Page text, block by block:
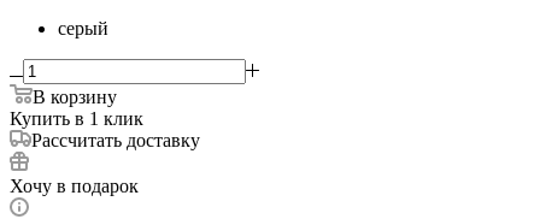
серый
В корзину
Купить в 1 клик
Рассчитать доставку
Хочу в подарок